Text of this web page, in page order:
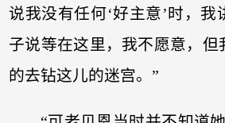
说我没有任何‘好主意’时，我
子说等在这里，我不愿意，但
的去钻这儿的迷宫。”